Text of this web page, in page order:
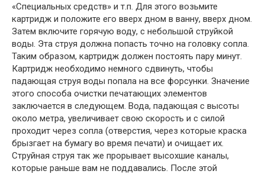
«Специальных средств» и т.п. Для этого возьмите
картридж и положите его вверх дном в ванну, вверх дном.
Затем включите горячую воду, с небольшой струйкой
воды. Эта струя должна попасть точно на головку сопла.
Таким образом, картридж должен постоять пару минут.
Картридж необходимо немного сдвинуть, чтобы
падающая струя воды попала на все форсунки. Значение
этого способа очистки печатающих элементов
заключается в следующем. Вода, падающая с высоты
около метра, увеличивает свою скорость и с силой
проходит через сопла (отверстия, через которые краска
брызгает на бумагу во время печати) и очищает их.
Струйная струя так же прорывает высохшие каналы,
которые раньше вам не поддавались. После этой